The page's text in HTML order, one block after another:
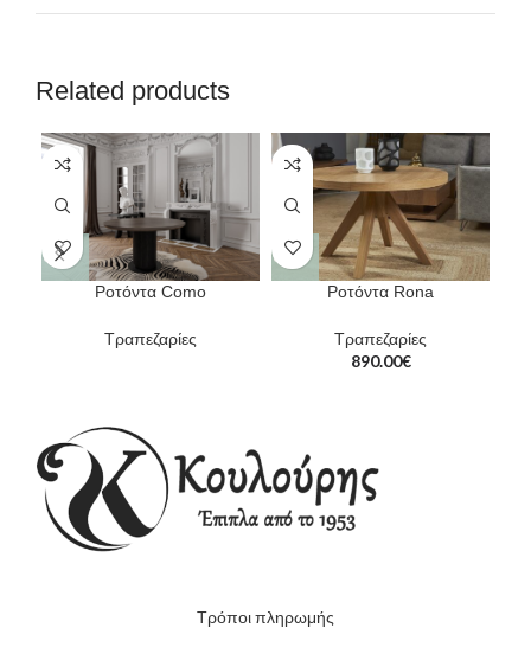
Related products
Ροτόντα Como
Τραπεζαρίες
Ροτόντα Rona
Τραπεζαρίες
890.00€
Τρόποι πληρωμής